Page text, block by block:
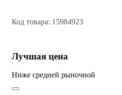
Код товара: 15984923
Лучшая цена
Ниже средней рыночной